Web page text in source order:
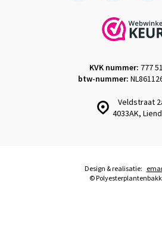
Veldstraat
4033AK,
KVK nummer: 777
btw-nummer:
©
Design & realisatie: